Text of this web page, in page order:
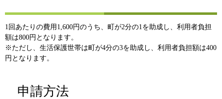
1回あたりの費用1,600円のうち、町が2分の1を助成し、利用者負担
額は800円となります。
※ただし、生活保護世帯は町が4分の3を助成し、利用者負担額は400
円となります。
申請方法